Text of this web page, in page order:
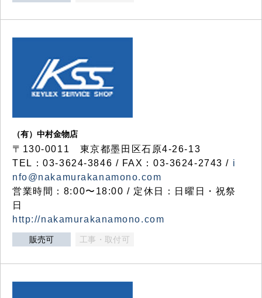
（有）中村金物店
〒130-0011 東京都墨田区石原4-26-13
TEL：03-3624-3846 / FAX：03-3624-2743 / i
nfo@nakamurakanamono.com
営業時間：8:00〜18:00 / 定休日：日曜日・祝祭
日
http://nakamurakanamono.com
販売可 工事・取付可